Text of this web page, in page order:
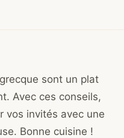
sont un plat
Avec ces conseils,
vos invités avec une
Bonne cuisine !